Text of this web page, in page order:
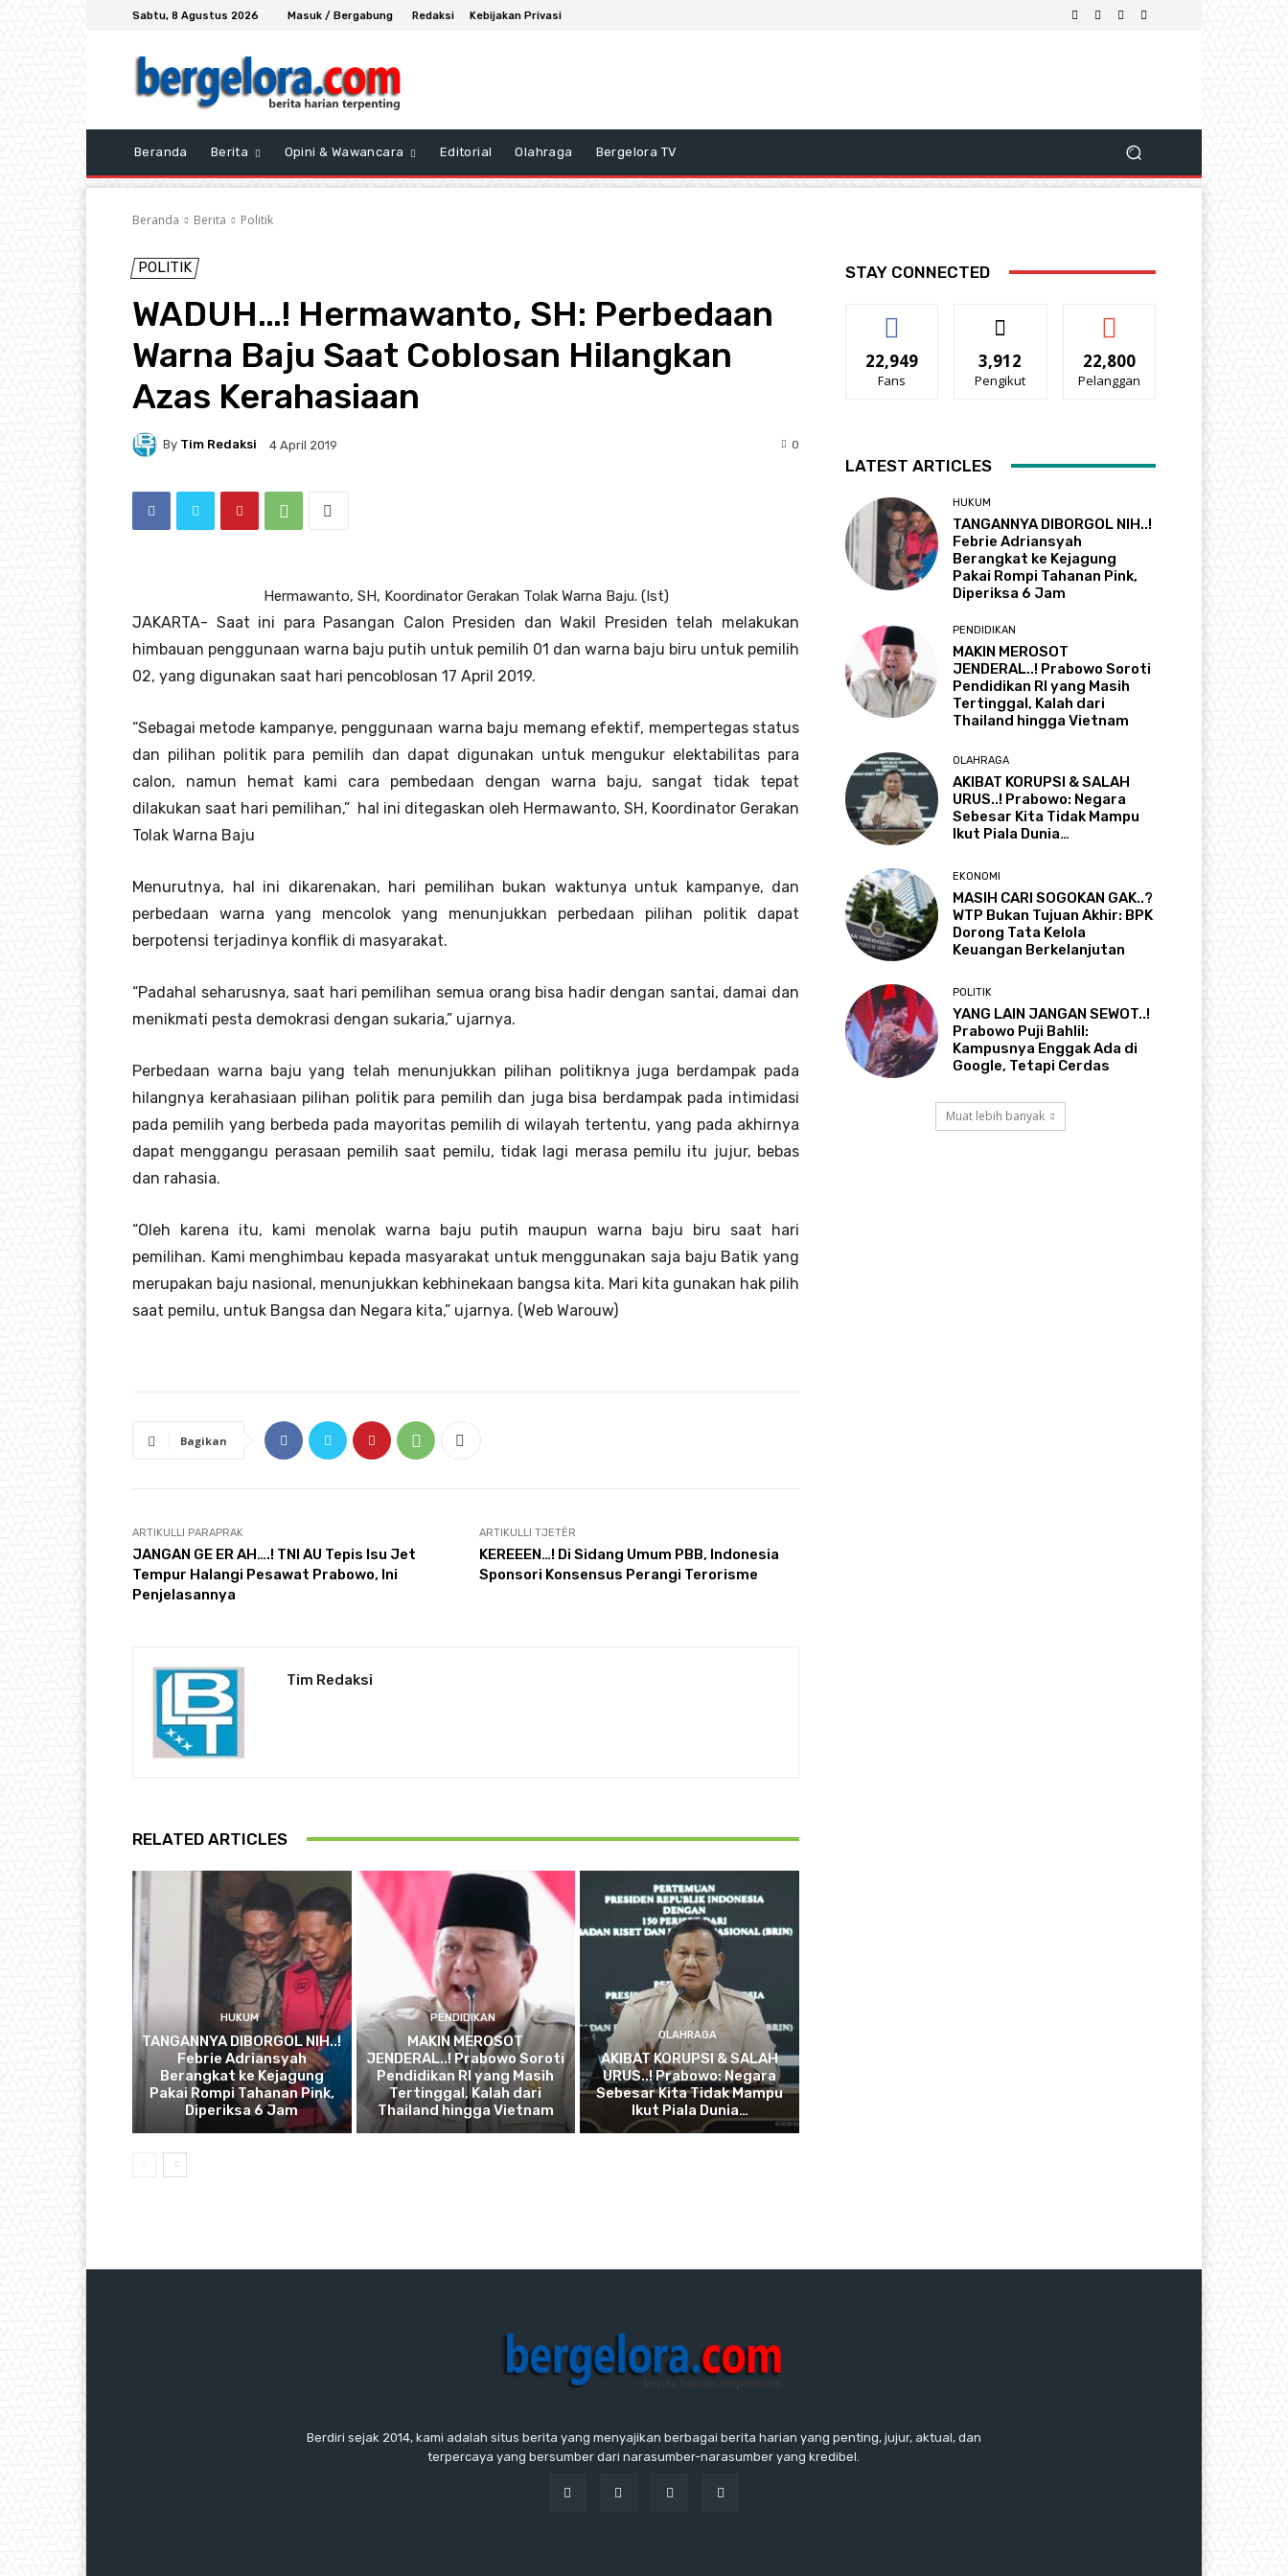
Sabtu, 8 Agustus 2026 Masuk / Bergabung Redaksi Kebijakan Privasi
Beranda Berita Opini & Wawancara Editorial Olahraga Bergelora TV
Beranda Berita Politik
POLITIK
WADUH…! Hermawanto, SH: Perbedaan
Warna Baju Saat Coblosan Hilangkan
Azas Kerahasiaan
By Tim Redaksi 4 April 2019 0
Hermawanto, SH, Koordinator Gerakan Tolak Warna Baju. (Ist)
JAKARTA- Saat ini para Pasangan Calon Presiden dan Wakil Presiden telah melakukan
himbauan penggunaan warna baju putih untuk pemilih 01 dan warna baju biru untuk pemilih
02, yang digunakan saat hari pencoblosan 17 April 2019.
“Sebagai metode kampanye, penggunaan warna baju memang efektif, mempertegas status
dan pilihan politik para pemilih dan dapat digunakan untuk mengukur elektabilitas para
calon, namun hemat kami cara pembedaan dengan warna baju, sangat tidak tepat
dilakukan saat hari pemilihan,” hal ini ditegaskan oleh Hermawanto, SH, Koordinator Gerakan
Tolak Warna Baju
Menurutnya, hal ini dikarenakan, hari pemilihan bukan waktunya untuk kampanye, dan
perbedaan warna yang mencolok yang menunjukkan perbedaan pilihan politik dapat
berpotensi terjadinya konflik di masyarakat.
“Padahal seharusnya, saat hari pemilihan semua orang bisa hadir dengan santai, damai dan
menikmati pesta demokrasi dengan sukaria,” ujarnya.
Perbedaan warna baju yang telah menunjukkan pilihan politiknya juga berdampak pada
hilangnya kerahasiaan pilihan politik para pemilih dan juga bisa berdampak pada intimidasi
pada pemilih yang berbeda pada mayoritas pemilih di wilayah tertentu, yang pada akhirnya
dapat menggangu perasaan pemilih saat pemilu, tidak lagi merasa pemilu itu jujur, bebas
dan rahasia.
“Oleh karena itu, kami menolak warna baju putih maupun warna baju biru saat hari
pemilihan. Kami menghimbau kepada masyarakat untuk menggunakan saja baju Batik yang
merupakan baju nasional, menunjukkan kebhinekaan bangsa kita. Mari kita gunakan hak pilih
saat pemilu, untuk Bangsa dan Negara kita,” ujarnya. (Web Warouw)
Bagikan
ARTIKULLI PARAPRAK
JANGAN GE ER AH….! TNI AU Tepis Isu Jet
Tempur Halangi Pesawat Prabowo, Ini
Penjelasannya
ARTIKULLI TJETËR
KEREEEN…! Di Sidang Umum PBB, Indonesia
Sponsori Konsensus Perangi Terorisme
Tim Redaksi
RELATED ARTICLES
HUKUM
TANGANNYA DIBORGOL NIH..!
Febrie Adriansyah
Berangkat ke Kejagung
Pakai Rompi Tahanan Pink,
Diperiksa 6 Jam
PENDIDIKAN
MAKIN MEROSOT
JENDERAL..! Prabowo Soroti
Pendidikan RI yang Masih
Tertinggal, Kalah dari
Thailand hingga Vietnam
OLAHRAGA
AKIBAT KORUPSI & SALAH
URUS..! Prabowo: Negara
Sebesar Kita Tidak Mampu
Ikut Piala Dunia…
STAY CONNECTED
22,949
Fans
3,912
Pengikut
22,800
Pelanggan
LATEST ARTICLES
HUKUM
TANGANNYA DIBORGOL NIH..!
Febrie Adriansyah
Berangkat ke Kejagung
Pakai Rompi Tahanan Pink,
Diperiksa 6 Jam
PENDIDIKAN
MAKIN MEROSOT
JENDERAL..! Prabowo Soroti
Pendidikan RI yang Masih
Tertinggal, Kalah dari
Thailand hingga Vietnam
OLAHRAGA
AKIBAT KORUPSI & SALAH
URUS..! Prabowo: Negara
Sebesar Kita Tidak Mampu
Ikut Piala Dunia…
EKONOMI
MASIH CARI SOGOKAN GAK..?
WTP Bukan Tujuan Akhir: BPK
Dorong Tata Kelola
Keuangan Berkelanjutan
POLITIK
YANG LAIN JANGAN SEWOT..!
Prabowo Puji Bahlil:
Kampusnya Enggak Ada di
Google, Tetapi Cerdas
Muat lebih banyak
Berdiri sejak 2014, kami adalah situs berita yang menyajikan berbagai berita harian yang penting, jujur, aktual, dan
terpercaya yang bersumber dari narasumber-narasumber yang kredibel.